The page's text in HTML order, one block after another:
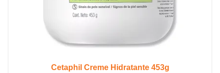
Cetaphil Creme Hidratante 453g